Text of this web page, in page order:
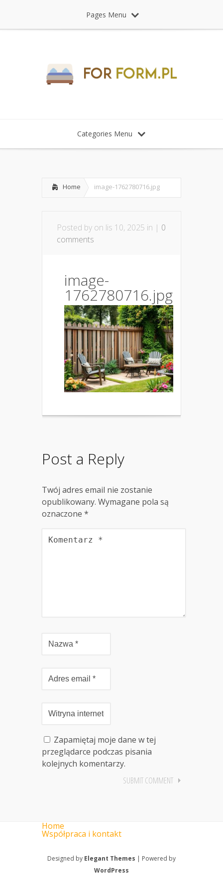
Pages Menu
Categories Menu
Home image-1762780716.jpg
Posted by on lis 10, 2025 in | 0
comments
image-
1762780716.jpg
Post a Reply
Twój adres email nie zostanie
opublikowany. Wymagane pola są
oznaczone *
Zapamiętaj moje dane w tej
przeglądarce podczas pisania
kolejnych komentarzy.
Home
Współpraca i kontakt
Designed by Elegant Themes | Powered by
WordPress